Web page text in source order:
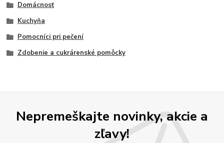
Domácnosť
Kuchyňa
Pomocníci pri pečení
Zdobenie a cukrárenské pomôcky
Nepremeškajte novinky, akcie a
zľavy!